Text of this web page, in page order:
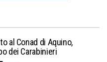
al Conad di Aquino,
dei Carabinieri